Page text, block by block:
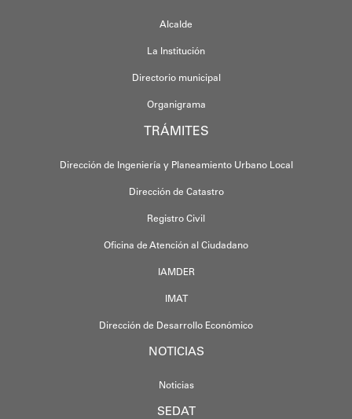
Alcalde
La Institución
Directorio municipal
Organigrama
TRÁMITES
Dirección de Ingeniería y Planeamiento Urbano Local
Dirección de Catastro
Registro Civil
Oficina de Atención al Ciudadano
IAMDER
IMAT
Dirección de Desarrollo Económico
NOTICIAS
Noticias
SEDAT